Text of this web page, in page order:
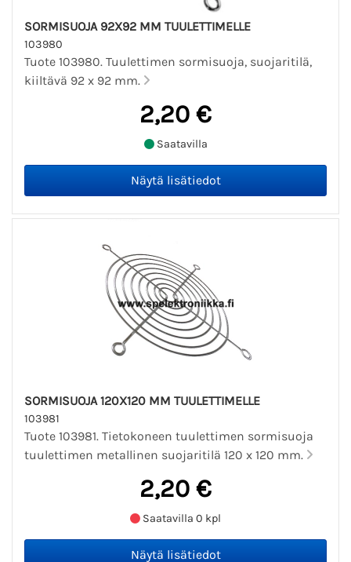
SORMISUOJA 92X92 MM TUULETTIMELLE
103980
Tuote 103980. Tuulettimen sormisuoja, suojaritilä,
kiiltävä 92 x 92 mm.
2,20 €
Saatavilla
SORMISUOJA 120X120 MM TUULETTIMELLE
103981
Tuote 103981. Tietokoneen tuulettimen sormisuoja
tuulettimen metallinen suojaritilä 120 x 120 mm.
2,20 €
Saatavilla 0 kpl